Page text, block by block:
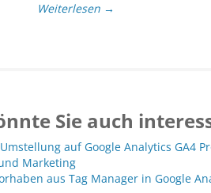
Weiterlesen →
Sie auch
auf Google Analytics GA4
Marketing
aus Tag Manager in Google